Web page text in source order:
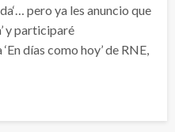
pero ya les anuncio que
y participaré
días como hoy’ de RNE,